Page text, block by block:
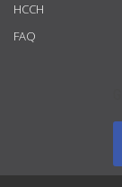
HCCH
FAQ